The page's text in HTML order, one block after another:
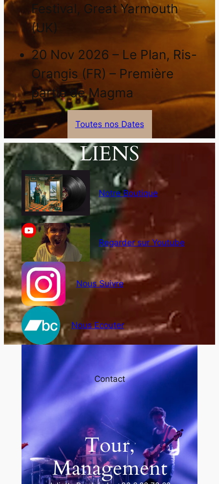
Festival, Great Yarmouth
(UK)
20 Nov 2026 – Le Plan, Ris-
Orangis (FR) – Première
partie de Magma
Toutes nos Dates
LIENS
Notre Boutique
Regarder sur Youtube
Nous Suivre
Nous Ecouter
Contact
Tour,
Management